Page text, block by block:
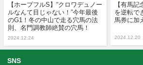
【ホープフルS】“クロワデュノー
ルなんて目じゃない！”今年最後
のG1！冬の中山で走る穴馬の法
則、名門調教師絶賛の穴馬！
2024.12.24
【有馬
を逆転で
馬券に加
2024.12.20
SNS